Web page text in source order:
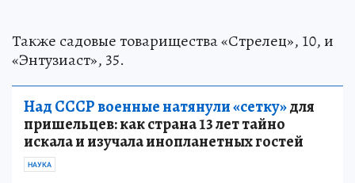
Также садовые товарищества «Стрелец», 10, и
«Энтузиаст», 35.
Над СССР военные натянули «сетку»для
пришельцев: как страна 13 лет тайно
искала и изучала инопланетных гостей
НАУКА